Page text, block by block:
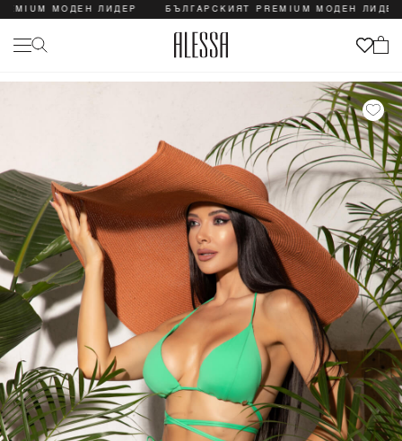
МОДЕН ЛИДЕР БЪЛГАРСКИЯТ PREMIUM МОДЕН ЛИДЕР